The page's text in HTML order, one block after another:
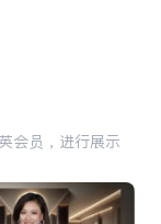
会员，进行展示